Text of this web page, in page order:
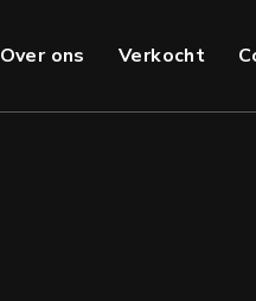
Over ons Verkocht